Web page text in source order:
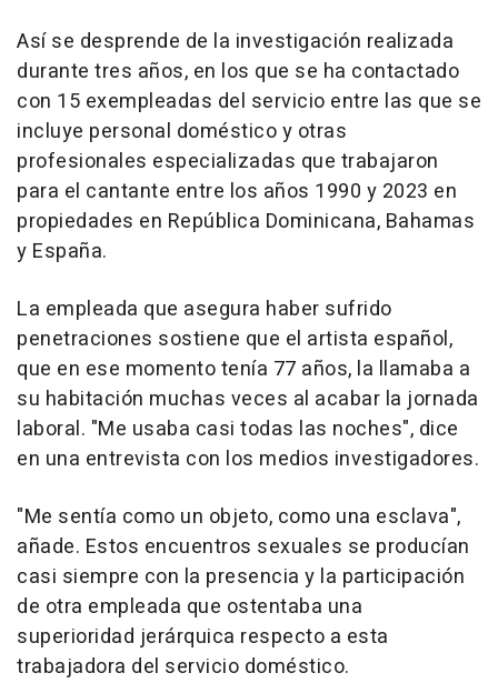
Así se desprende de la investigación realizada
durante tres años, en los que se ha contactado
con 15 exempleadas del servicio entre las que se
incluye personal doméstico y otras
profesionales especializadas que trabajaron
para el cantante entre los años 1990 y 2023 en
propiedades en República Dominicana, Bahamas
y España.
La empleada que asegura haber sufrido
penetraciones sostiene que el artista español,
que en ese momento tenía 77 años, la llamaba a
su habitación muchas veces al acabar la jornada
laboral. "Me usaba casi todas las noches", dice
en una entrevista con los medios investigadores.
"Me sentía como un objeto, como una esclava",
añade. Estos encuentros sexuales se producían
casi siempre con la presencia y la participación
de otra empleada que ostentaba una
superioridad jerárquica respecto a esta
trabajadora del servicio doméstico.